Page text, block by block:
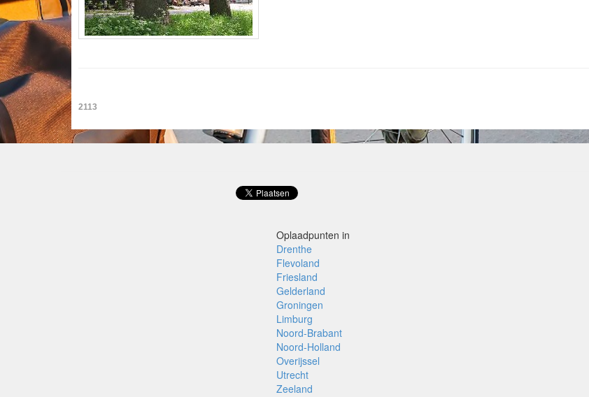
2113
Oplaadpunten in
Drenthe
Flevoland
Friesland
Gelderland
Groningen
Limburg
Noord-Brabant
Noord-Holland
Overijssel
Utrecht
Zeeland